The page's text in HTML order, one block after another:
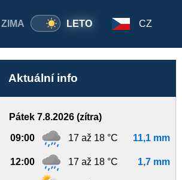
ZIMA LETO CZ
Aktuální info
Pátek 7.8.2026 (zítra)
09:00 17 až 18 °C 11,1 mm
12:00 17 až 18 °C 1,7 mm